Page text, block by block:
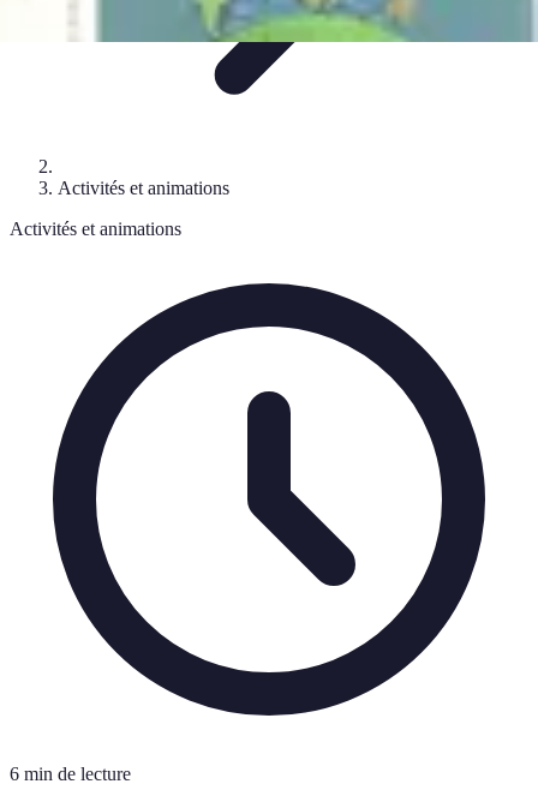
Activités et animations
Activités et animations
6 min de lecture